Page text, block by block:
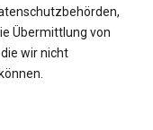
Übermittlung von
wir nicht